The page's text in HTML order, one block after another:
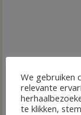
We gebruiken
relevante
te klikken,